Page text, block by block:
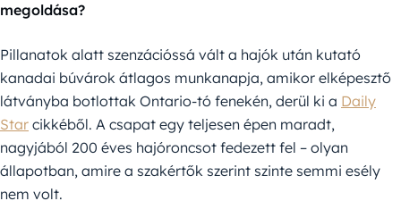
megoldása?
Pillanatok alatt szenzációssá vált a hajók után kutató
kanadai búvárok átlagos munkanapja, amikor elképesztő
látványba botlottak Ontario-tó fenekén, derül ki a Daily
Star cikkéből. A csapat egy teljesen épen maradt,
nagyjából 200 éves hajóroncsot fedezett fel – olyan
állapotban, amire a szakértők szerint szinte semmi esély
nem volt.